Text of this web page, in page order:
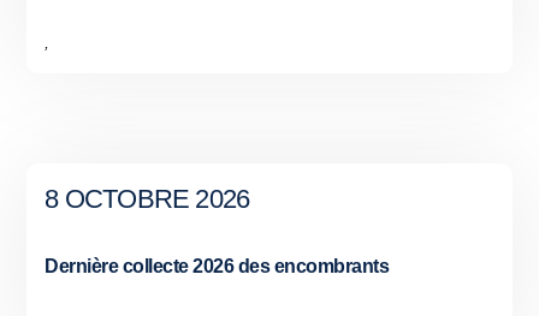
8 OCTOBRE 2026
Dernière collecte 2026 des encombrants